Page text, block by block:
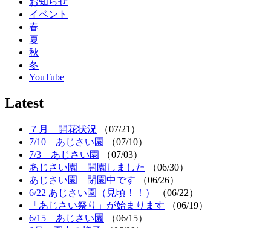
イベント
春
夏
秋
冬
YouTube
Latest
７月 開花状況
（07/21）
7/10 あじさい園
（07/10）
7/3 あじさい園
（07/03）
あじさい園 開園しました
（06/30）
あじさい園 閉園中です
（06/26）
6/22 あじさい園（見頃！！）
（06/22）
「あじさい祭り」が始まります
（06/19）
6/15 あじさい園
（06/15）